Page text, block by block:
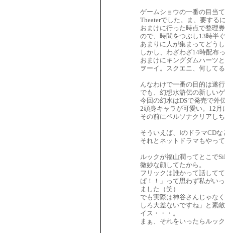
ゲームショウの一番の目当
Theaterでした。ま、要する
おまけに行った時点で整理
ので、時間をつぶし13時半
あまりに人が集まってどう
しかし、わざわざ14時配布
おまけにキングダムハーツ
ヲーイ。スクエニ、何して
んなわけで一番の目的は遂
でも、幻想水滸伝の新しい
今回の幻水はDSで発売で外
2頭身キャラが可愛い。12
その前にペルソナクリアし
そういえば、ⅠのドラマCD
それとネットドラマもやっ
ルックが福山潤ってとこで
微妙な顔してたから。
フリックは誰かって話して
ぱ！！」って思わず私がい
ました（笑）
でも実際は神谷さんじゃな
しろ大差ないですね」と素
イス・・・。
まぁ、それをいったらルッ